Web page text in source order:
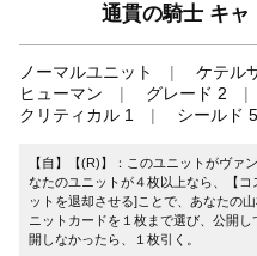
通貫の騎士 キャ
ノーマルユニット
ケテル
ヒューマン
グレード 2
クリティカル 1
シールド
【自】【(R)】：このユニットがヴァ
なたのユニットが４枚以上なら、【
ットを退却させる]ことで、あなたの
ニットカードを１枚まで選び、公開
開しなかったら、１枚引く。